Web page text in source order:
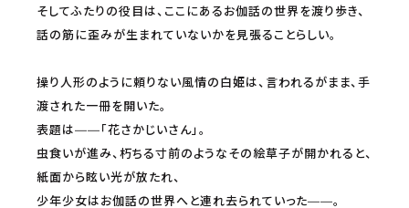
そしてふたりの役目は、ここにあるお伽話の世界を渡り歩き、
話の筋に歪みが生まれていないかを見張ることらしい。
操り人形のように頼りない風情の白姫は、言われるがまま、手
渡された一冊を開いた。
表題は――「花さかじいさん」。
虫食いが進み、朽ちる寸前のようなその絵草子が開かれると、
紙面から眩い光が放たれ、
少年少女はお伽話の世界へと連れ去られていった――。